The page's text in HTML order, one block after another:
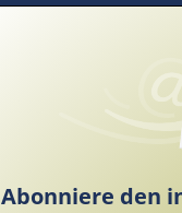
Abonniere den